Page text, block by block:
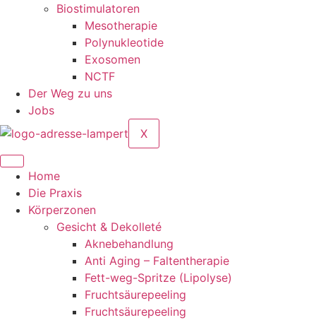
Biostimulatoren
Mesotherapie
Polynukleotide
Exosomen
NCTF
Der Weg zu uns
Jobs
X
Home
Die Praxis
Körperzonen
Gesicht & Dekolleté
Aknebehandlung
Anti Aging – Faltentherapie
Fett-weg-Spritze (Lipolyse)
Fruchtsäurepeeling
Fruchtsäurepeeling